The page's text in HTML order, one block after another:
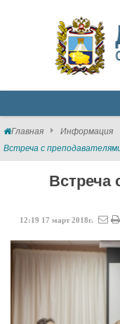
Главная Информация
Встреча с
Встреча
12:19 17 март 2018г.